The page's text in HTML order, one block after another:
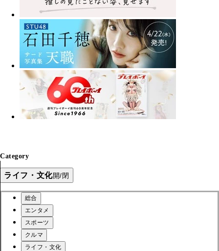
Category
ライフ・文化開/閉
総合
エンタメ
スポーツ
クルマ
ライフ・文化